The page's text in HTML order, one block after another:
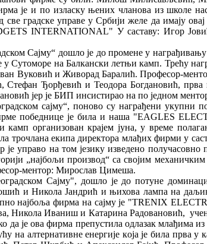
и по изласку њених чланова из школе
градске управе у Србији желе да имају
INTERNATIONAL" У саставу: Игор
Сајму“ дошло је до промене у
Сутоморе на Балкански летњи камп. Трећу
Вуковић и Живорад Баралић. Професор-
Ђорђевић и Теодора Богдановић, прва
јер је БИП инсистирао на по једном
сајму“, поново су награђени
победнице је била и наша "EAGLES
организован крајем јуна, у време
трочлана екипа директора млађих фирми у
управо на том језику изведено
„најбољи производ“ cа својим
ментор: Мирослав Цимеша.
Сајму", дошло је до потуне
и Никола Јандрић и њихова лампа на
најбоља фирма на сајму је "TRENIX
Иваниш и Катарина Радовановић,
је ова фирма препустила одлазак млађима
енергије кoja је била прва у